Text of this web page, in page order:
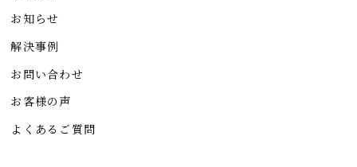
お知らせ
解決事例
お問い合わせ
お客様の声
よくあるご質問